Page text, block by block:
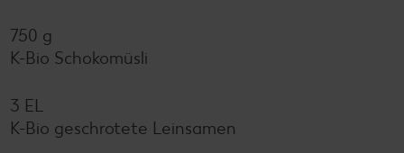
750 g
K-Bio Schokomüsli
3 EL
K-Bio geschrotete Leinsamen